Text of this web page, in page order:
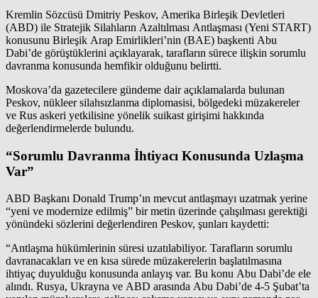
Kremlin Sözcüsü Dmitriy Peskov, Amerika Birleşik Devletleri
(ABD) ile Stratejik Silahların Azaltılması Antlaşması (Yeni START)
konusunu Birleşik Arap Emirlikleri’nin (BAE) başkenti Abu
Dabi’de görüştüklerini açıklayarak, tarafların sürece ilişkin sorumlu
davranma konusunda hemfikir olduğunu belirtti.
Moskova’da gazetecilere gündeme dair açıklamalarda bulunan
Peskov, nükleer silahsızlanma diplomasisi, bölgedeki müzakereler
ve Rus askeri yetkilisine yönelik suikast girişimi hakkında
değerlendirmelerde bulundu.
“Sorumlu Davranma İhtiyacı Konusunda Uzlaşma
Var”
ABD Başkanı Donald Trump’ın mevcut antlaşmayı uzatmak yerine
“yeni ve modernize edilmiş” bir metin üzerinde çalışılması gerektiği
yönündeki sözlerini değerlendiren Peskov, şunları kaydetti:
“Antlaşma hükümlerinin süresi uzatılabiliyor. Tarafların sorumlu
davranacakları ve en kısa sürede müzakerelerin başlatılmasına
ihtiyaç duyulduğu konusunda anlayış var. Bu konu Abu Dabi’de ele
alındı. Rusya, Ukrayna ve ABD arasında Abu Dabi’de 4-5 Şubat’ta